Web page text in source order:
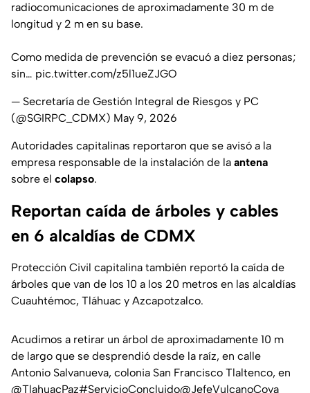
radiocomunicaciones de aproximadamente 30 m de
longitud y 2 m en su base.
Como medida de prevención se evacuó a diez personas;
sin… pic.twitter.com/z5l1ueZJGO
— Secretaría de Gestión Integral de Riesgos y PC
(@SGIRPC_CDMX) May 9, 2026
Autoridades capitalinas reportaron que se avisó a la
empresa responsable de la instalación de la antena
sobre el colapso.
Reportan caída de árboles y cables
en 6 alcaldías de CDMX
Protección Civil capitalina también reportó la caída de
árboles que van de los 10 a los 20 metros en las alcaldías
Cuauhtémoc, Tláhuac y Azcapotzalco.
Acudimos a retirar un árbol de aproximadamente 10 m
de largo que se desprendió desde la raíz, en calle
Antonio Salvanueva, colonia San Francisco Tlaltenco, en
@TlahuacPaz#ServicioConcluido@JefeVulcanoCova